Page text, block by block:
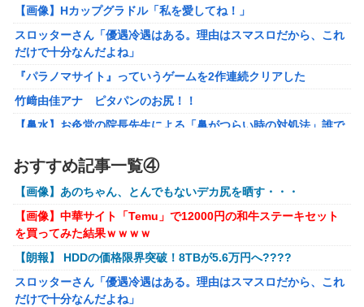
【ROBOT魂】 88,000のミーティアが二次も即完売なの大人
気すぎる…
ブラッドボーン全クリしたんだが
【ナイトレイン】 舐め腐ったネタビルドで床舐めしまくる
「俺って面白いやろ？」みたいな寒い奴
【画像】『金田一少年の事件簿』で好きな死体ランキング１
位がこちら！
【ウマ娘】夜に食べるアイスおいち！「きーん」ってする
ち。
【にじさんじ】本日20時から、ののはとあゆゆでコラボ！
部屋作りゲーム、確率で出現するイカを見るとクラッシュす
る不具合が発生
【画像】Hカップグラドル「私を愛してね！」
スロッターさん「優遇冷遇はある。理由はスマスロだから、これ
だけで十分なんだよね」
『パラノマサイト』っていうゲームを2作連続クリアした
竹﨑由佳アナ ピタパンのお尻！！
【鼻水】お灸堂の院長先生による「鼻がつらい時の対処法」誰で
メディア「Switch2版『モンハンワイルズ』はDLSS込みで最大
1440p動作」
【艦これ】E4とE5はどっちの方が難しい？ E5甲はウイニングラ
ンって聞いたんだけど
【艦これ】今から提督に着任するなら皆吹雪初期艦なんだろうか
【ライザのアトリエ】キューズQ「ライザ(ライザリン・シュタウ
ト)ウェディングStyle」フィギュア【予約開始】
おすすめ記事一覧④
【画像】あのちゃん、とんでもないデカ尻を晒す・・・
【画像】中華サイト「Temu」で12000円の和牛ステーキセット
を買ってみた結果ｗｗｗｗ
【朗報】 HDDの価格限界突破！8TBが5.6万円へ????
スロッターさん「優遇冷遇はある。理由はスマスロだから、これ
だけで十分なんだよね」